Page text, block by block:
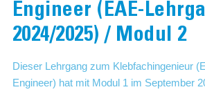
Engineer (EAE-
2024/2025) / Modul 2
Dieser Lehrgang zum Klebfachingenieur
Engineer) hat mit Modul 1 im September